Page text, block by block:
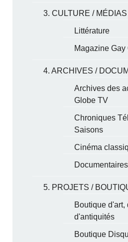
3. CULTURE / MÉDIAS
Littérature
Magazine
4. ARCHIVES /
Archives des
Globe TV
Chroniques
Saisons
Cinéma
5. PROJETS /
Boutique
d'antiquités
Boutique